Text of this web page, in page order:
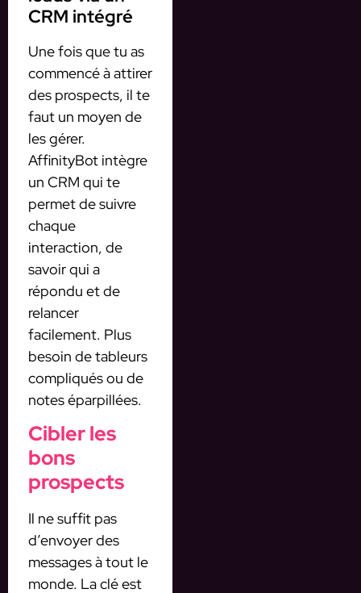
CRM intégré
Une fois que tu as
commencé à attirer
des prospects, il te
faut un moyen de
les gérer.
AffinityBot intègre
un CRM qui te
permet de suivre
chaque
interaction, de
savoir qui a
répondu et de
relancer
facilement. Plus
besoin de tableurs
compliqués ou de
notes éparpillées.
Cibler les
bons
prospects
Il ne suffit pas
d’envoyer des
messages à tout le
monde. La clé est